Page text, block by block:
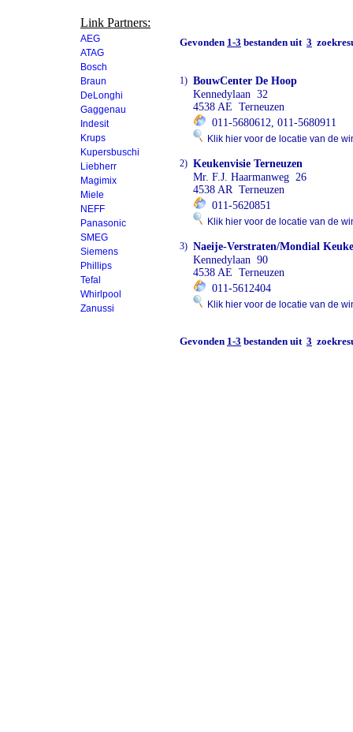
Link Partners:
AEG
ATAG
Bosch
Braun
DeLonghi
Gaggenau
Indesit
Krups
Kupersbuschi
Liebherr
Magimix
Miele
NEFF
Panasonic
SMEG
Siemens
Phillips
Tefal
Whirlpool
Zanussi
Gevonden 1-3 bestanden uit 3
1) BouwCenter De Hoop
Kennedylaan 32
4538 AE Terneuzen
011-5680612, 011-5680911
Klik hier voor de locatie van de
2) Keukenvisie Terneuzen
Mr. F.J. Haarmanweg 26
4538 AR Terneuzen
011-5620851
Klik hier voor de locatie van de
3) Naeije-Verstraten/Mondial
Kennedylaan 90
4538 AE Terneuzen
011-5612404
Klik hier voor de locatie van de
Gevonden 1-3 bestanden uit 3